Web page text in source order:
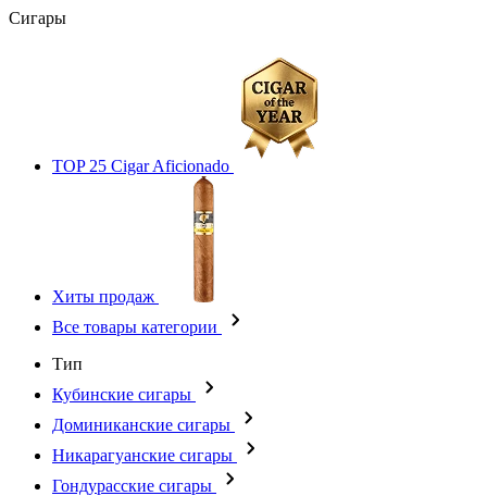
Сигары
TOP 25 Cigar Aficionado
Хиты продаж
Все товары категории
Тип
Кубинские сигары
Доминиканские сигары
Никарагуанские сигары
Гондурасские сигары